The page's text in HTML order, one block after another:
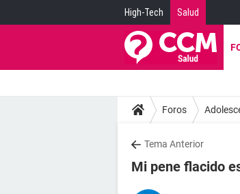
High-Tech Salud
Foros
Tema Anterior
Mi pene flacido